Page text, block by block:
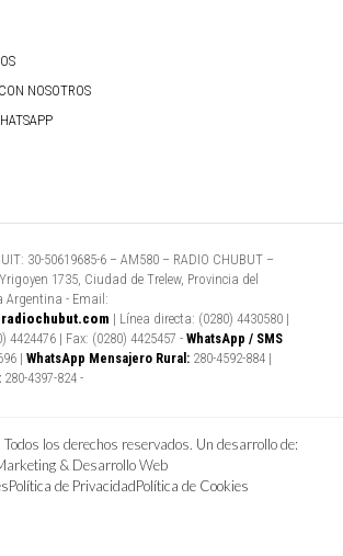
NOSOTROS
30-50619685-6 – AM580 – RADIO CHUBUT –
1735, Ciudad de Trelew, Provincia del
- Email:
| Línea directa: (0280) 4430580 |
4424476 | Fax: (0280) 4425457 - WhatsApp / SMS
| WhatsApp Mensajero Rural: 280-4592-884 |
280-4397-824 -
los derechos reservados. Un desarrollo de:
& Desarrollo Web
Política de PrivacidadPolítica de Cookies